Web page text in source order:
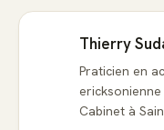
Thierry
Praticien en
Cabinet à